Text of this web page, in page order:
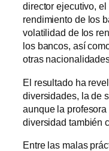
director ejecutivo, el
rendimiento de los
volatilidad de los
los bancos, así
otras
El resultado ha
diversidades, la de
aunque la
diversidad también
Entre las malas